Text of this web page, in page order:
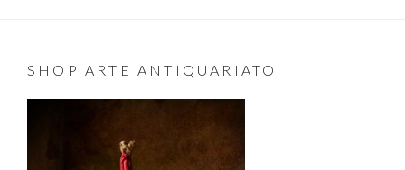
SHOP ARTE ANTIQUARIATO